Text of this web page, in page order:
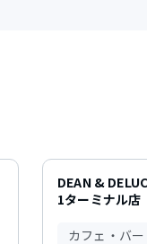
DEAN &
1ターミナル店
カフェ・バー